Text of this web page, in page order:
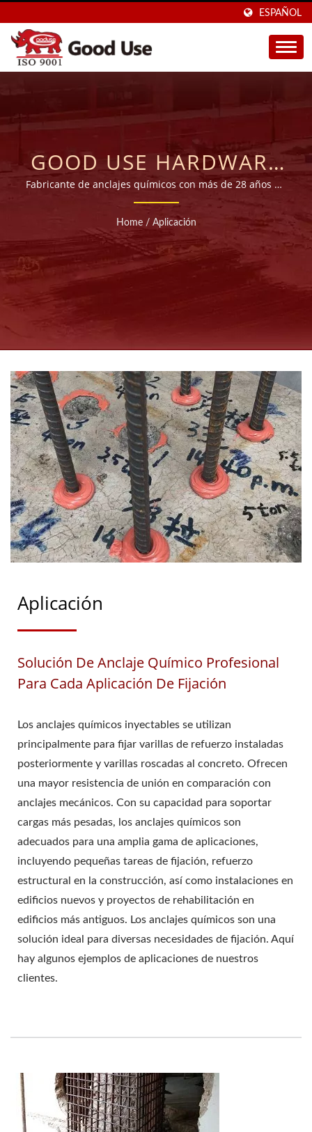
ESPAÑOL
GOOD USE HARDWARE
CO., LTD.
Fabricante de anclajes químicos con más de 28 años de
experiencia en OEM.
Home / Aplicación
Aplicación
Solución De Anclaje Químico Profesional
Para Cada Aplicación De Fijación
Los anclajes químicos inyectables se utilizan
principalmente para fijar varillas de refuerzo instaladas
posteriormente y varillas roscadas al concreto. Ofrecen
una mayor resistencia de unión en comparación con
anclajes mecánicos. Con su capacidad para soportar
cargas más pesadas, los anclajes químicos son
adecuados para una amplia gama de aplicaciones,
incluyendo pequeñas tareas de fijación, refuerzo
estructural en la construcción, así como instalaciones en
edificios nuevos y proyectos de rehabilitación en
edificios más antiguos. Los anclajes químicos son una
solución ideal para diversas necesidades de fijación. Aquí
hay algunos ejemplos de aplicaciones de nuestros
clientes.